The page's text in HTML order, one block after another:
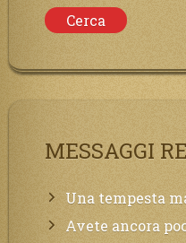
MESSAGGI
Una tempesta magnetica è in corso, questa
Avete ancora pochi istanti per convertirvi, non perdete